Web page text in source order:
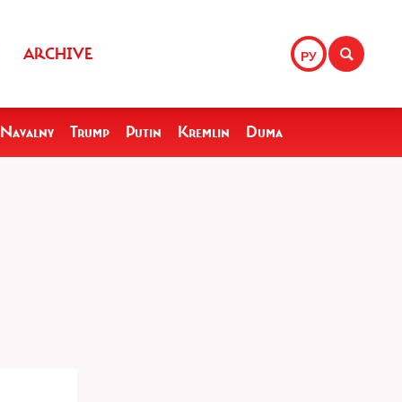
РУ
ARCHIVE
Navalny Trump Putin Kremlin Duma